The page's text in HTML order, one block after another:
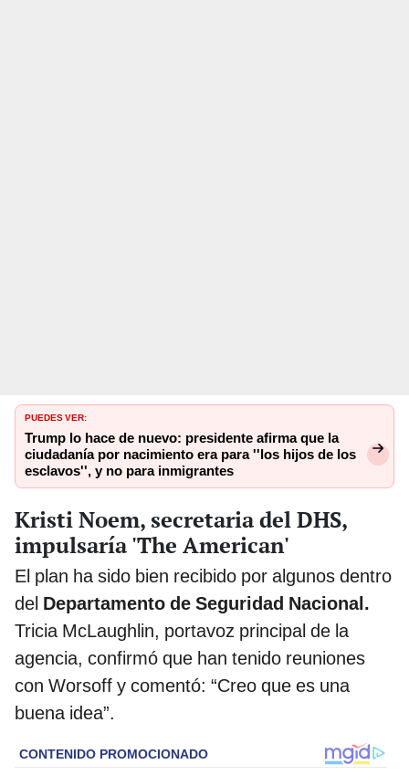
PUEDESVER:
Trump lo hace de nuevo: presidente afirma que la
ciudadanía por nacimiento era para ''los hijos de los
esclavos'', y no para inmigrantes
Kristi Noem, secretaria del DHS,
impulsaría 'The American'
El plan ha sido bien recibido por algunos dentro
del Departamento de Seguridad Nacional.
Tricia McLaughlin, portavoz principal de la
agencia, confirmó que han tenido reuniones
con Worsoff y comentó: “Creo que es una
buena idea”.